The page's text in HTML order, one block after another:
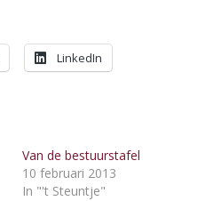
LinkedIn
Van de bestuurstafel
10 februari 2013
In "'t Steuntje"